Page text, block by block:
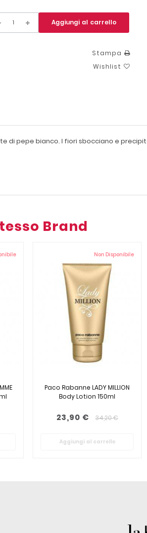
Aggiungi al carrello
Stampa
Wishlist
pepe bianco. I fiori sbocciano e
Brand
Non Disponibile
Paco Rabanne LADY MILLION
Body Lotion 150ml
23,90 € 34,20 €
Aggiungi al carrello